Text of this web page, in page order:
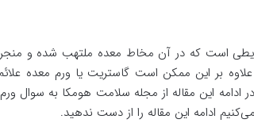
است که در آن مخاط معده ملتهب شده و منجر
بر این ممکن است گاستریت یا ورم معده
ادامه این مقاله از مجله سلامت هومکا به سوال
ادامه این مقاله را از دست ندهید.